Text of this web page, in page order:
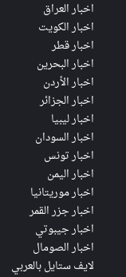
اخبار العراق
اخبار الكويت
اخبار قطر
اخبار البحرين
اخبار الأردن
اخبار الجزائر
اخبار ليبيا
اخبار السودان
اخبار تونس
اخبار اليمن
اخبار موريتانيا
اخبار جزر القمر
اخبار جيبوتي
اخبار الصومال
لايف ستايل بالعربي